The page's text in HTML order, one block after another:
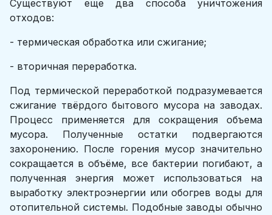
Существуют еще два способа уничтожения
отходов:
- термическая обработка или сжигание;
- вторичная переработка.
Под термической переработкой подразумевается
сжигание твёрдого бытового мусора на заводах.
Процесс применяется для сокращения объема
мусора. Полученные остатки подвергаются
захоронению. После горения мусор значительно
сокращается в объёме, все бактерии погибают, а
полученная энергия может использоваться на
выработку электроэнергии или обогрев воды для
отопительной системы. Подобные заводы обычно